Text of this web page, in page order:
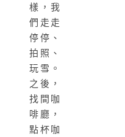
樣，我
們走走
停停、
拍照、
玩雪。
之後，
找間咖
啡廳，
點杯咖